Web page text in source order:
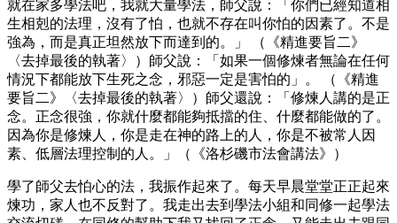
就在家多學法吧，我就大量學法，師父說：「你們已經知道相
生相剋的法理，沒有了怕，也就不存在叫你怕的因素了。不是
強為，而是真正坦然放下而達到的。」 （《精進要旨二》
〈去掉最後的執著〉）師父說：「如果一個修煉者無論在任何
情況下都能放下生死之念，邪惡一定是害怕的」。 （《精進
要旨二》〈去掉最後的執著〉）師父還說：「修煉人講的是正
念。正念很強，你就什麼都能夠抵擋的住、什麼都能做的了。
因為你是修煉人，你是走在神的路上的人，你是不被常人因
素、低層法理控制的人。」（《洛杉磯市法會講法》）
學了師父去怕心的法，我振作起來了。每天早晨堂堂正正起來
煉功，家人也不反對了。我走出去到學法小組和同修一起學法